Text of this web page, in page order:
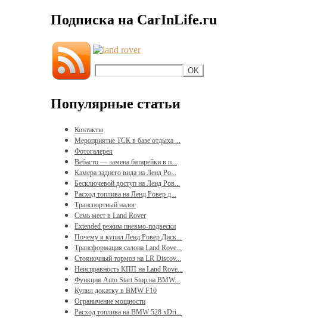
Подписка на CarInLife.ru
Популярные статьи
Контакты
Мероприятие ТСК в базе отдыха ...
Фотогалерея
Вебасто — замена батарейки в п...
Камера заднего вида на Ленд Ро...
Бесключевой доступ на Ленд Ров...
Расход топлива на Ленд Ровер д...
Транспортный налог
Семь мест в Land Rover
Extended режим пневмо-подвески
Почему я купил Ленд Ровер Диск...
Трансформация салона Land Rove...
Стояночный тормоз на LR Discov...
Неисправность КПП на Land Rove...
Функция Auto Start Stop на BMW...
Купил докатку в BMW F10
Ограничение мощности
Расход топлива на BMW 528 xDri...